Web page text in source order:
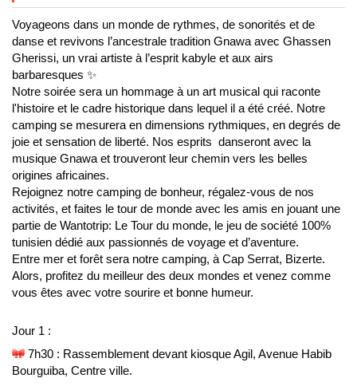
Voyageons dans un monde de rythmes, de sonorités et de
danse et revivons l’ancestrale tradition Gnawa avec Ghassen
Gherissi, un vrai artiste à l’esprit kabyle et aux airs
barbaresques ✨
Notre soirée sera un hommage à un art musical qui raconte
l'histoire et le cadre historique dans lequel il a été créé. Notre
camping se mesurera en dimensions rythmiques, en degrés de
joie et sensation de liberté. Nos esprits  danseront avec la
musique Gnawa et trouveront leur chemin vers les belles
origines africaines.
Rejoignez notre camping de bonheur, régalez-vous de nos
activités, et faites le tour de monde avec les amis en jouant une
partie de Wantotrip: Le Tour du monde, le jeu de société 100%
tunisien dédié aux passionnés de voyage et d’aventure.
Entre mer et forêt sera notre camping, à Cap Serrat, Bizerte.
Alors, profitez du meilleur des deux mondes et venez comme
vous êtes avec votre sourire et bonne humeur.
Jour 1 :
7h30 : Rassemblement devant kiosque Agil, Avenue Habib
Bourguiba, Centre ville.